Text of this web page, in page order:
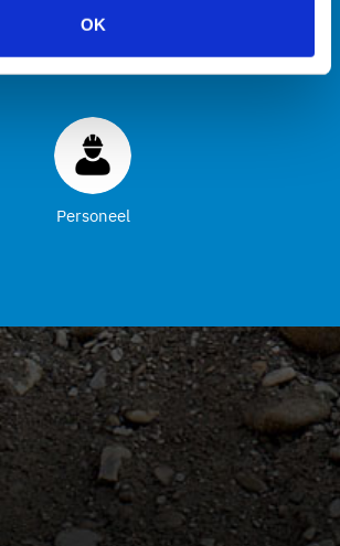
OK
Transport ZuigmachinesHulpmiddelen
Personeel